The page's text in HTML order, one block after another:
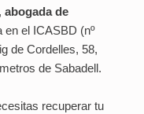
abogada de
en el ICASBD (nº
de Cordelles, 58,
de Sabadell.
recuperar tu